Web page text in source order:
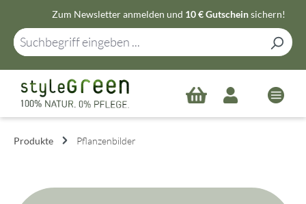
Zum Hauptinhalt springen
Zum Newsletter anmelden und 10 € Gutscheinsichern!
Produkte Pflanzenbilder
Bildergalerie überspringen